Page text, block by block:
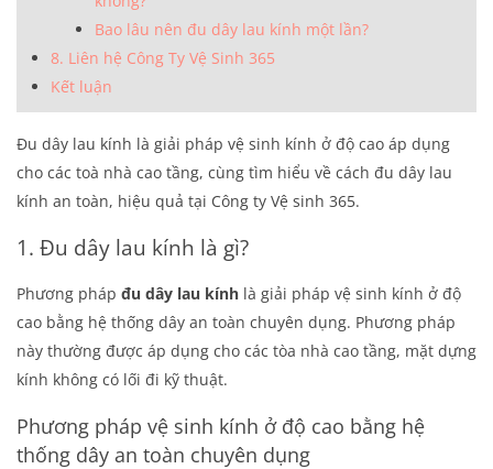
Bao lâu nên đu dây lau kính một lần?
8. Liên hệ Công Ty Vệ Sinh 365
Kết luận
Đu dây lau kính là giải pháp vệ sinh kính ở độ cao áp dụng
cho các toà nhà cao tầng, cùng tìm hiểu về cách đu dây lau
kính an toàn, hiệu quả tại Công ty Vệ sinh 365.
1. Đu dây lau kính là gì?
Phương pháp đu dây lau kính là giải pháp vệ sinh kính ở độ
cao bằng hệ thống dây an toàn chuyên dụng. Phương pháp
này thường được áp dụng cho các tòa nhà cao tầng, mặt dựng
kính không có lối đi kỹ thuật.
Phương pháp vệ sinh kính ở độ cao bằng hệ
thống dây an toàn chuyên dụng